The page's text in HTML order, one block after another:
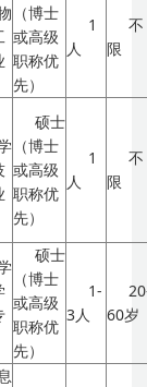
（博士
或高级
职称优
先）
1
人
不
限
硕士
（博士
或高级
职称优
先）
1
人
不
限
硕士
（博士
或高级
职称优
先）
1-
3人
60岁